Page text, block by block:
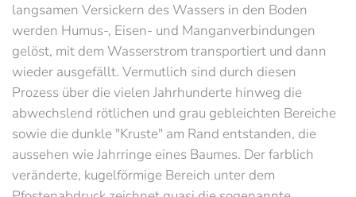
langsamen Versickern des Wassers in den Boden
werden Humus-, Eisen- und Manganverbindungen
gelöst, mit dem Wasserstrom transportiert und dann
wieder ausgefällt. Vermutlich sind durch diesen
Prozess über die vielen Jahrhunderte hinweg die
abwechslend rötlichen und grau gebleichten Bereiche
sowie die dunkle "Kruste" am Rand entstanden, die
aussehen wie Jahrringe eines Baumes. Der farblich
veränderte, kugelförmige Bereich unter dem